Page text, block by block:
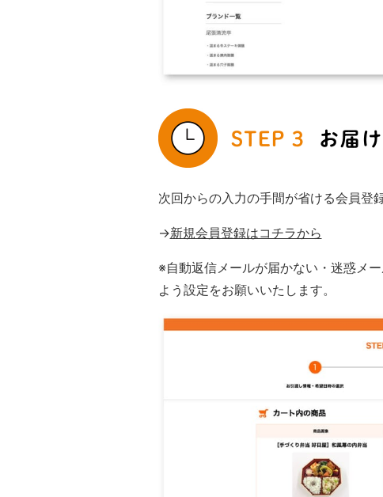
次回からの入力の手間が省ける会員登
→新規会員登録はコチラから
※自動返信メールが届かない・迷惑メ
よう設定をお願いいたします。